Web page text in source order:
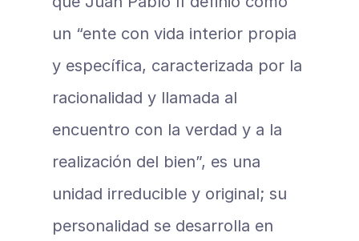
un “ente con vida interior propia
y específica, caracterizada por la
racionalidad y llamada al
encuentro con la verdad y a la
realización del bien”, es una
unidad irreducible y original; su
personalidad se desarrolla en